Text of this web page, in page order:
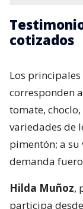
cotizados
Los
corresponden
tomate,
variedades de
pimentón; a su
demanda
Hilda Muñoz,
participa